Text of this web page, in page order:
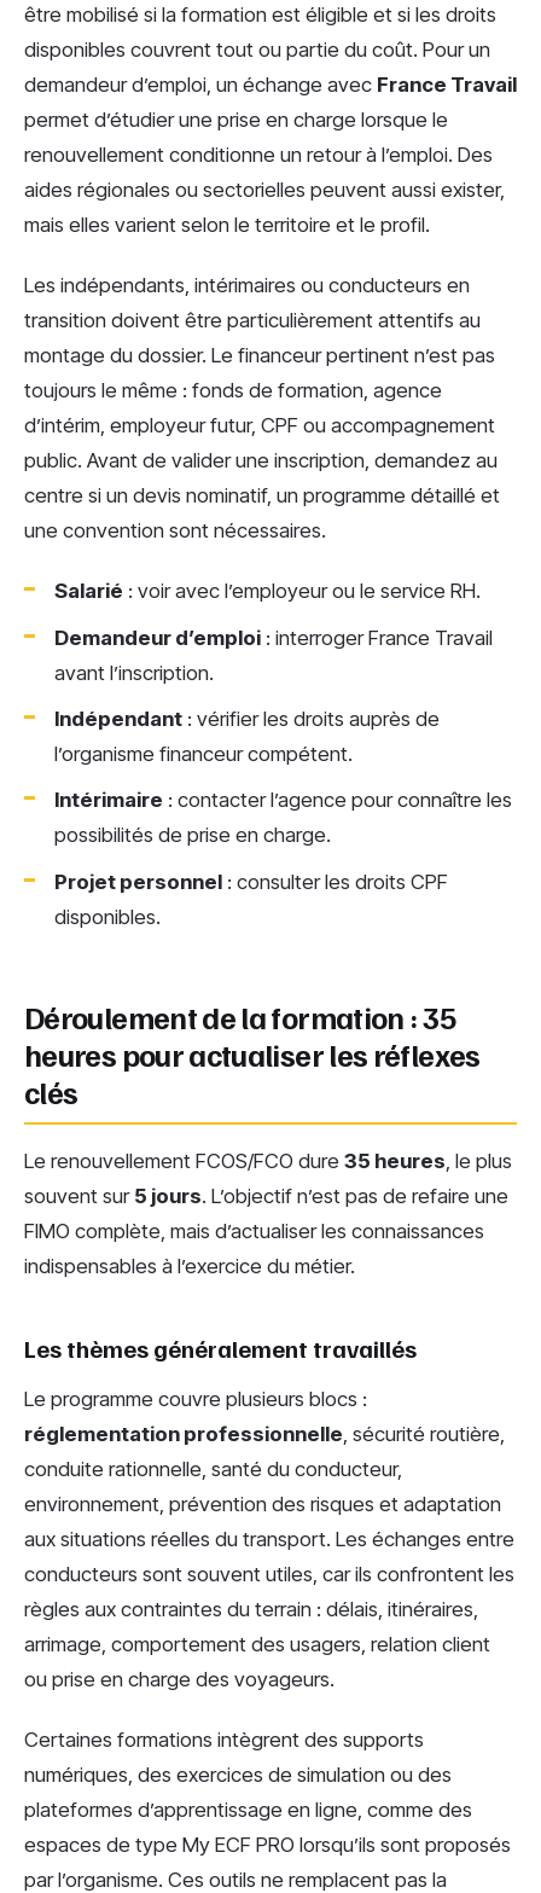
être mobilisé si la formation est éligible et si les droits
disponibles couvrent tout ou partie du coût. Pour un
demandeur d’emploi, un échange avec France Travail
permet d’étudier une prise en charge lorsque le
renouvellement conditionne un retour à l’emploi. Des
aides régionales ou sectorielles peuvent aussi exister,
mais elles varient selon le territoire et le profil.
Les indépendants, intérimaires ou conducteurs en
transition doivent être particulièrement attentifs au
montage du dossier. Le financeur pertinent n’est pas
toujours le même : fonds de formation, agence
d’intérim, employeur futur, CPF ou accompagnement
public. Avant de valider une inscription, demandez au
centre si un devis nominatif, un programme détaillé et
une convention sont nécessaires.
Salarié : voir avec l’employeur ou le service RH.
Demandeur d’emploi : interroger France Travail
avant l’inscription.
Indépendant : vérifier les droits auprès de
l’organisme financeur compétent.
Intérimaire : contacter l’agence pour connaître les
possibilités de prise en charge.
Projet personnel : consulter les droits CPF
disponibles.
Déroulement de la formation : 35
heures pour actualiser les réflexes
clés
Le renouvellement FCOS/FCO dure 35 heures , le plus
souvent sur 5 jours. L’objectif n’est pas de refaire une
FIMO complète, mais d’actualiser les connaissances
indispensables à l’exercice du métier.
Les thèmes généralement travaillés
Le programme couvre plusieurs blocs :
réglementation professionnelle , sécurité routière,
conduite rationnelle, santé du conducteur,
environnement, prévention des risques et adaptation
aux situations réelles du transport. Les échanges entre
conducteurs sont souvent utiles, car ils confrontent les
règles aux contraintes du terrain : délais, itinéraires,
arrimage, comportement des usagers, relation client
ou prise en charge des voyageurs.
Certaines formations intègrent des supports
numériques, des exercices de simulation ou des
plateformes d’apprentissage en ligne, comme des
espaces de type My ECF PRO lorsqu’ils sont proposés
par l’organisme. Ces outils ne remplacent pas la